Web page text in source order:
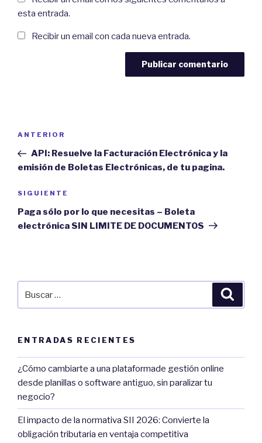
esta entrada.
Recibir un email con cada nueva entrada.
entradas
Previous
Post
ANTERIOR
API: Resuelve la Facturación Electrónica y la
emisión de Boletas Electrónicas, de tu pagina.
Next
Post
SIGUIENTE
Paga sólo por lo que necesitas – Boleta
electrónica SIN LIMITE DE DOCUMENTOS
por:
ENTRADAS RECIENTES
¿Cómo cambiarte a una plataformade gestión online
desde planillas o software antiguo, sin paralizar tu
negocio?
El impacto de la normativa SII 2026: Convierte la
obligación tributaria en ventaja competitiva